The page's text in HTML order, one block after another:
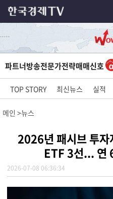
파트너방송전문가전략매매신호
TOP STORY 최신뉴스 실적
메인 뉴스
2026년 패시브 투자
ETF 3선... 연
2026-07-08 06:36:34